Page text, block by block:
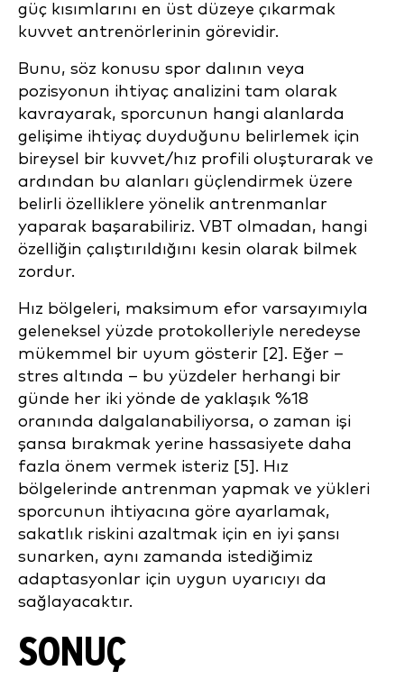
güç kısımlarını en üst düzeye çıkarmak
kuvvet antrenörlerinin görevidir.
Bunu, söz konusu spor dalının veya
pozisyonun ihtiyaç analizini tam olarak
kavrayarak, sporcunun hangi alanlarda
gelişime ihtiyaç duyduğunu belirlemek için
bireysel bir kuvvet/hız profili oluşturarak ve
ardından bu alanları güçlendirmek üzere
belirli özelliklere yönelik antrenmanlar
yaparak başarabiliriz. VBT olmadan, hangi
özelliğin çalıştırıldığını kesin olarak bilmek
zordur.
Hız bölgeleri, maksimum efor varsayımıyla
geleneksel yüzde protokolleriyle neredeyse
mükemmel bir uyum gösterir [2]. Eğer –
stres altında – bu yüzdeler herhangi bir
günde her iki yönde de yaklaşık %18
oranında dalgalanabiliyorsa, o zaman işi
şansa bırakmak yerine hassasiyete daha
fazla önem vermek isteriz [5]. Hız
bölgelerinde antrenman yapmak ve yükleri
sporcunun ihtiyacına göre ayarlamak,
sakatlık riskini azaltmak için en iyi şansı
sunarken, aynı zamanda istediğimiz
adaptasyonlar için uygun uyarıcıyı da
sağlayacaktır.
SONUÇ